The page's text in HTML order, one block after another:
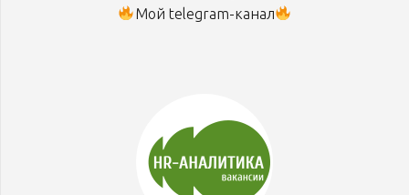
Мой telegram-канал